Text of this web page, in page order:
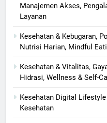
Manajemen Akses,
Layanan
Kesehatan & Kebugaran,
Nutrisi Harian, Mindful
Kesehatan & Vitalitas,
Hidrasi, Wellness & Self-
Kesehatan Digital
Kesehatan